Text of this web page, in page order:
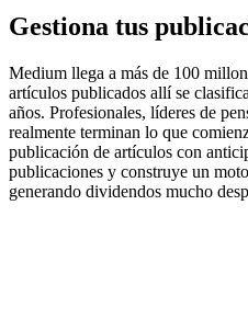
Gestiona tus
Medium llega a más de 100
artículos publicados allí se
años. Profesionales, líderes de
realmente terminan lo que
publicación de artículos con
publicaciones y construye un
generando dividendos mucho